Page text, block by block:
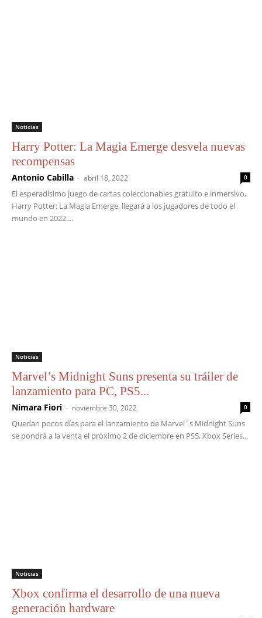
Noticias
Harry Potter: La Magia Emerge desvela nuevas
recompensas
Antonio Cabilla - abril 18, 2022 0
El esperadísimo juego de cartas coleccionables gratuito e inmersivo,
Harry Potter: La Magia Emerge, llegará a los jugadores de todo el
mundo en 2022....
Noticias
Marvel’s Midnight Suns presenta su tráiler de
lanzamiento para PC, PS5...
Nimara Fiori - noviembre 30, 2022 0
Quedan pocos días para el lanzamiento de Marvel´s Midnight Suns
se pondrá a la venta el próximo 2 de diciembre en PS5, Xbox Series...
Noticias
Xbox confirma el desarrollo de una nueva
generación hardware